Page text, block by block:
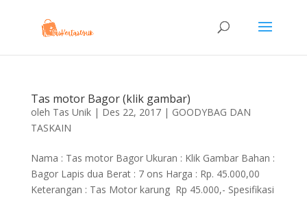
Tas motor Bagor (klik gambar)
oleh Tas Unik| Des 22, 2017| GOODYBAG DAN
TASKAIN
Nama : Tas motor Bagor Ukuran : Klik Gambar Bahan :
Bagor Lapis dua Berat : 7 ons Harga : Rp. 45.000,00
Keterangan : Tas Motor karung Rp 45.000,- Spesifikasi